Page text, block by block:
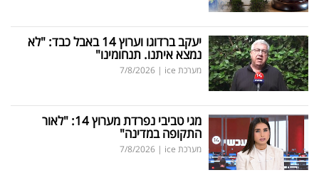
יעקב ברדוגו וערוץ 14 באבל כבד: "לא
נמצא איתנו. תנחומינו"
מערכת ice |
7/8/2026
מגי טביבי נפרדת מערוץ 14: "לאור
התקופה במדינה"
מערכת ice |
7/8/2026